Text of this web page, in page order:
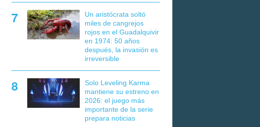
Un aristócrata soltó
miles de cangrejos
rojos en el Guadalquivir
en 1974: 50 años
después, la invasión es
irreversible
Solo Leveling Karma
mantiene su estreno en
2026: el juego más
importante de la serie
prepara noticias